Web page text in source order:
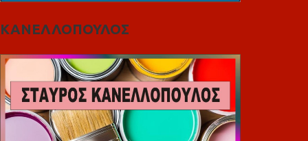
ΚΑΝΕΛΛΟΠΟΥΛΟΣ